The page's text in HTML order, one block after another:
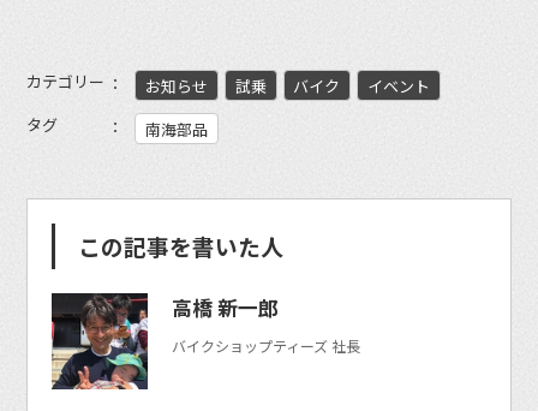
カテゴリー お知らせ 試乗 バイク
イベント
タグ
南海部品
この記事を書いた人
高橋 新一郎
バイクショップティーズ 社長